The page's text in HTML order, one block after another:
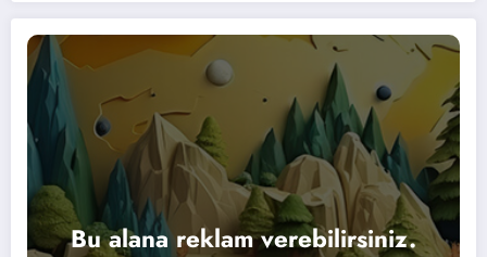
Bu alana reklam verebilirsiniz.